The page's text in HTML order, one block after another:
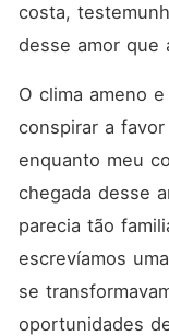
costa,
desse amor que
O clima ameno
conspirar a
enquanto meu
chegada desse
parecia tão
escrevíamos
se
oportunidades